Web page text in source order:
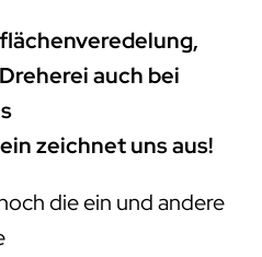
auch bei
zeichnet uns aus!
die ein und andere